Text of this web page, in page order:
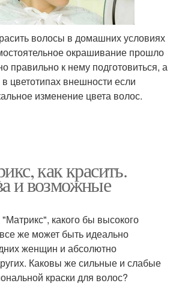
волосы в домашних условиях
окрашивание прошло
правильно к нему подготовиться, а
цветотипах внешности если
изменение цвета волос.
как красить.
и возможные
какого бы высокого
же может быть идеально
женщин и абсолютно
Каковы же сильные и слабые
краски для волос?